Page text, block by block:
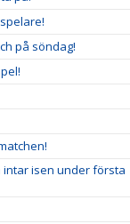
på söndag!
isen under första